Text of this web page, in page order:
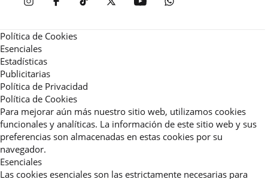
Política de Cookies
Esenciales
Estadísticas
Publicitarias
Política de Privacidad
Política de Cookies
Para mejorar aún más nuestro sitio web, utilizamos cookies
funcionales y analíticas. La información de este sitio web y sus
preferencias son almacenadas en estas cookies por su
navegador.
Esenciales
Las cookies esenciales son las estrictamente necesarias para